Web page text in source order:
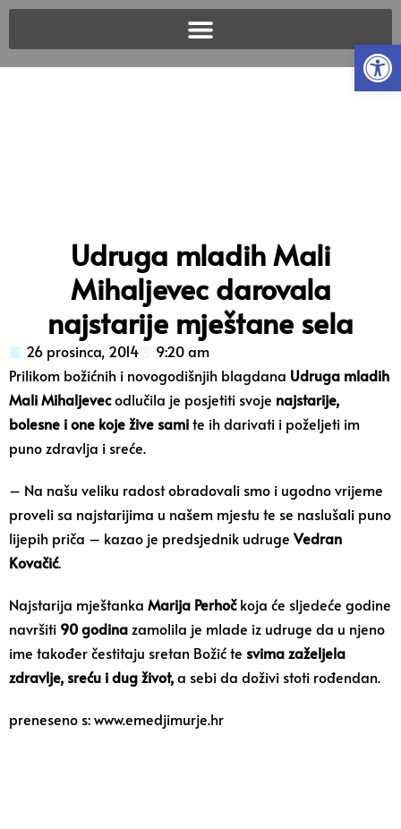
Udruga mladih Mali
Mihaljevec darovala
najstarije mještane sela
26 prosinca, 2014
9:20 am
Prilikom božićnih i novogodišnjih blagdana Udruga mladih
Mali Mihaljevecodlučila je posjetiti svoje najstarije,
bolesne i one koje žive samite ih darivati i poželjeti im
puno zdravlja i sreće.
– Na našu veliku radost obradovali smo i ugodno vrijeme
proveli sa najstarijima u našem mjestu te se naslušali puno
lijepih priča – kazao je predsjednik udrugeVedran
Kovačić.
Najstarija mještanka Marija Perhočkoja će sljedeće godine
navršiti 90 godina zamolila je mlade iz udruge da u njeno
ime također čestitaju sretan Božić te svima zaželjela
zdravlje, sreću i dug život,a sebi da doživi stoti rođendan.
preneseno s: www.emedjimurje.hr